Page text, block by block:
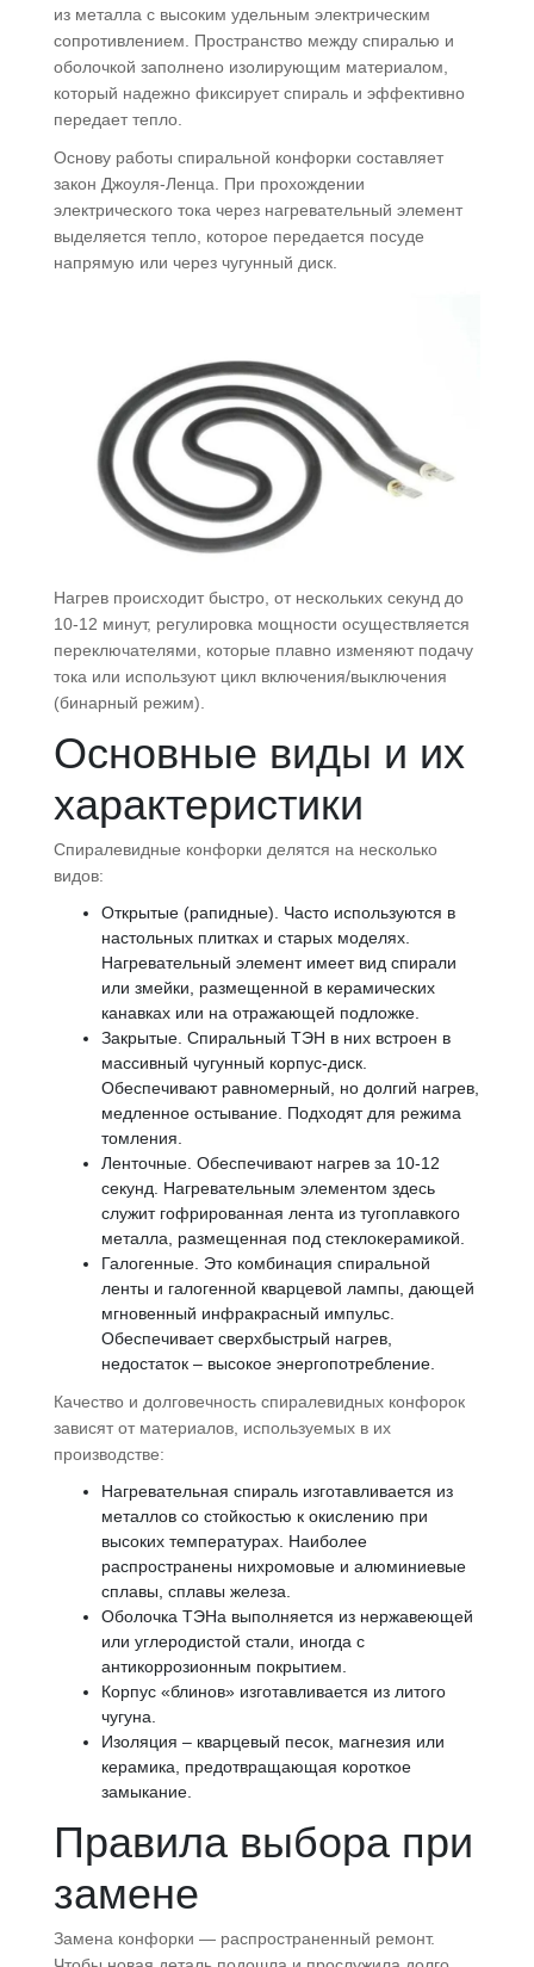
из металла с высоким удельным электрическим
сопротивлением. Пространство между спиралью и
оболочкой заполнено изолирующим материалом,
который надежно фиксирует спираль и эффективно
передает тепло.
Основу работы спиральной конфорки составляет
закон Джоуля-Ленца. При прохождении
электрического тока через нагревательный элемент
выделяется тепло, которое передается посуде
напрямую или через чугунный диск.
Нагрев происходит быстро, от нескольких секунд до
10-12 минут, регулировка мощности осуществляется
переключателями, которые плавно изменяют подачу
тока или используют цикл включения/выключения
(бинарный режим).
Основные виды и их
характеристики
Спиралевидные конфорки делятся на несколько
видов:
Открытые (рапидные). Часто используются в
настольных плитках и старых моделях.
Нагревательный элемент имеет вид спирали
или змейки, размещенной в керамических
канавках или на отражающей подложке.
Закрытые. Спиральный ТЭН в них встроен в
массивный чугунный корпус-диск.
Обеспечивают равномерный, но долгий нагрев,
медленное остывание. Подходят для режима
томления.
Ленточные. Обеспечивают нагрев за 10-12
секунд. Нагревательным элементом здесь
служит гофрированная лента из тугоплавкого
металла, размещенная под стеклокерамикой.
Галогенные. Это комбинация спиральной
ленты и галогенной кварцевой лампы, дающей
мгновенный инфракрасный импульс.
Обеспечивает сверхбыстрый нагрев,
недостаток – высокое энергопотребление.
Качество и долговечность спиралевидных конфорок
зависят от материалов, используемых в их
производстве:
Нагревательная спираль изготавливается из
металлов со стойкостью к окислению при
высоких температурах. Наиболее
распространены нихромовые и алюминиевые
сплавы, сплавы железа.
Оболочка ТЭНа выполняется из нержавеющей
или углеродистой стали, иногда с
антикоррозионным покрытием.
Корпус «блинов» изготавливается из литого
чугуна.
Изоляция – кварцевый песок, магнезия или
керамика, предотвращающая короткое
замыкание.
Правила выбора при
замене
Замена конфорки — распространенный ремонт.